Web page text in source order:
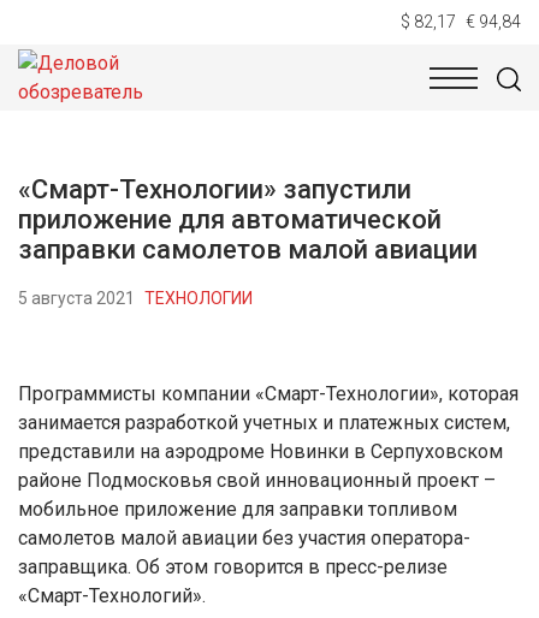
$ 82,17 € 94,84
НОВОСТИ
«Смарт-Технологии» запустили
приложение для автоматической
заправки самолетов малой авиации
5 августа 2021 ТЕХНОЛОГИИ
Программисты компании «Смарт-Технологии», которая
занимается разработкой учетных и платежных систем,
представили на аэродроме Новинки в Серпуховском
районе Подмосковья свой инновационный проект –
мобильное приложение для заправки топливом
самолетов малой авиации без участия оператора-
заправщика. Об этом говорится в пресс-релизе
«Смарт-Технологий».